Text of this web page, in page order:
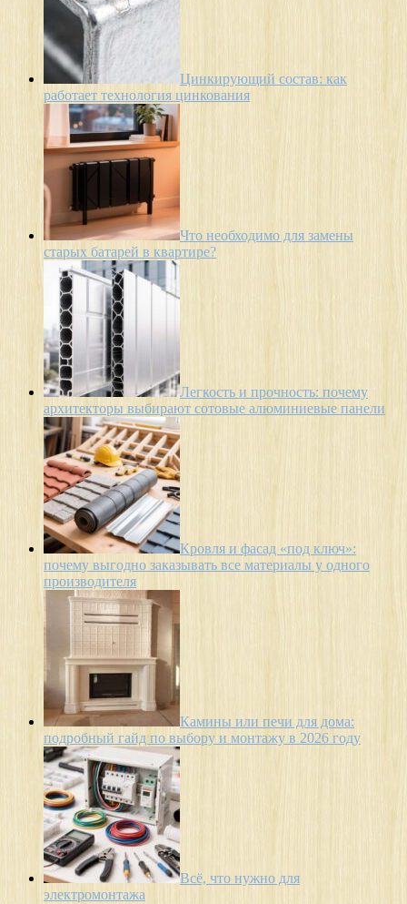
Цинкирующий состав: как
работает технология цинкования
Что необходимо для замены
старых батарей в квартире?
Легкость и прочность: почему
архитекторы выбирают сотовые алюминиевые панели
Кровля и фасад «под ключ»:
почему выгодно заказывать все материалы у одного
производителя
Камины или печи для дома:
подробный гайд по выбору и монтажу в 2026 году
Всё, что нужно для
электромонтажа